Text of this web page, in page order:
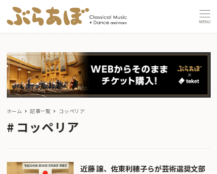
MENU
ホーム 記事一覧 コッペリア
コッペリア
近藤 譲、佐東利穂子らが芸術選奨文部